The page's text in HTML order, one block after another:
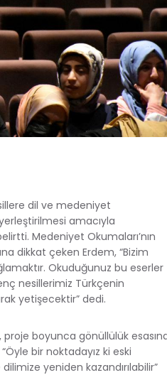
dil ve medeniyet
amacıyla
Medeniyet Okumaları’nın
dikkat çeken Erdem, “Bizim
Okuduğunuz bu eserler
nesillerimiz Türkçenin
yetişecektir” dedi.
boyunca gönüllülük
bir noktadayız ki eski
yeniden kazandırılabilir”